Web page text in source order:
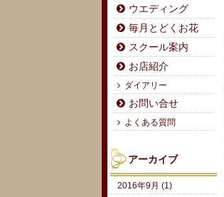
ウエディング
毎月とどくお花
スクール案内
お店紹介
ダイアリー
お問い合せ
よくある質問
アーカイブ
2016年9月 (1)